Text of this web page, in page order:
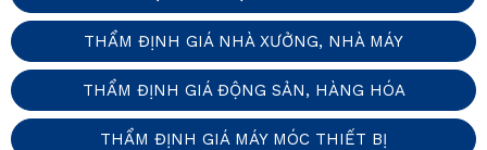
THẨM ĐỊNH GIÁ NHÀ XƯỞNG, NHÀ MÁY
THẨM ĐỊNH GIÁ ĐỘNG SẢN, HÀNG HÓA
THẨM ĐỊNH GIÁ MÁY MÓC THIẾT BỊ